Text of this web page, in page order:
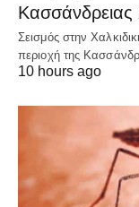
Κασσάνδρειας
Σεισμός στην
περιοχή της
10 hours ago